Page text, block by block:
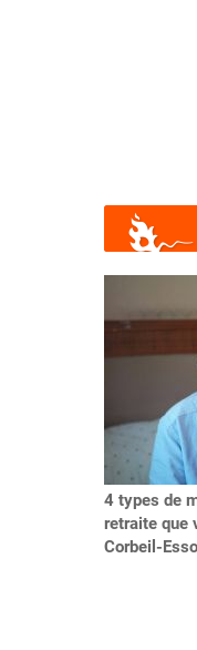
4 types de
retraite que
Corbeil-